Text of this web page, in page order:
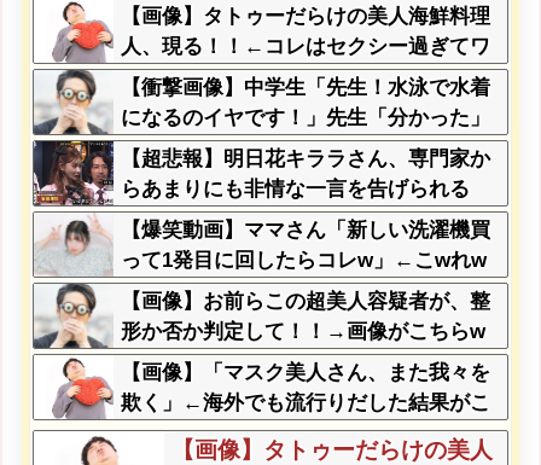
がこちらw w w w w w w w w w w
【画像】タトゥーだらけの美人海鮮料理
人、現る！！←コレはセクシー過ぎてワ
イらにブッ刺さりまくりw w w w w w w
w w
【衝撃画像】中学生「先生！水泳で水着
になるのイヤです！」先生「分かった」
→結果まさかの『こう』なってしまうw
w w w w w w
【超悲報】明日花キララさん、専門家か
らあまりにも非情な一言を告げられる
【爆笑動画】ママさん「新しい洗濯機買
って1発目に回したらコレw」←こwれw
はw w w w w w w w w w
【画像】お前らこの超美人容疑者が、整
形か否か判定して！！→画像がこちらw
w w w w w w w w w
【画像】「マスク美人さん、また我々を
欺く」←海外でも流行りだした結果がこ
ちらw w w w w w w
【画像】タトゥーだらけの美人